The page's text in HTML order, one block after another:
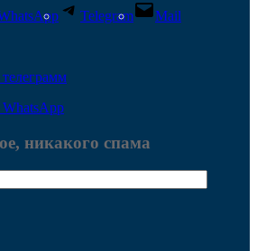
Telegram
Mail
никакого спама